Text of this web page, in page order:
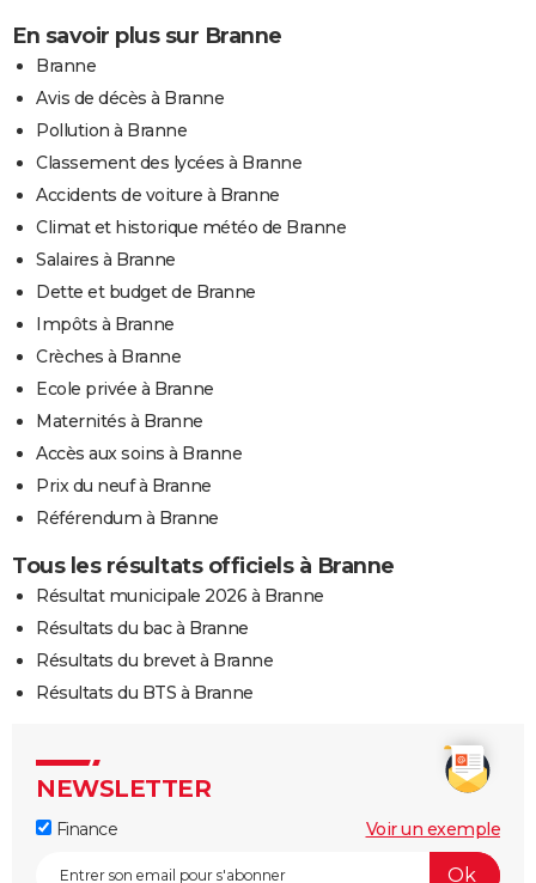
En savoir plus sur Branne
Branne
Avis de décès à Branne
Pollution à Branne
Classement des lycées à Branne
Accidents de voiture à Branne
Climat et historique météo de Branne
Salaires à Branne
Dette et budget de Branne
Impôts à Branne
Crèches à Branne
Ecole privée à Branne
Maternités à Branne
Accès aux soins à Branne
Prix du neuf à Branne
Référendum à Branne
Tous les résultats officiels à Branne
Résultat municipale 2026 à Branne
Résultats du bac à Branne
Résultats du brevet à Branne
Résultats du BTS à Branne
NEWSLETTER
Finance Voir un exemple